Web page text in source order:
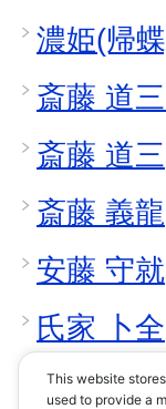
濃姫(帰
斎藤 道
斎藤 道三
斎藤 義龍
安藤 守就
氏家 卜全
稲葉 一鉄
This website
used to provide a